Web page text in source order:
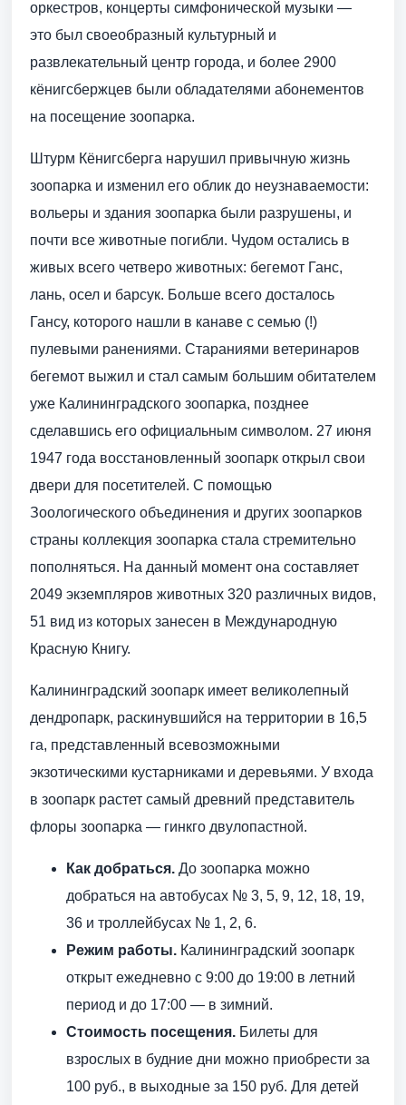
оркестров, концерты симфонической музыки —
это был своеобразный культурный и
развлекательный центр города, и более 2900
кёнигсбержцев были обладателями абонементов
на посещение зоопарка.
Штурм Кёнигсберга нарушил привычную жизнь
зоопарка и изменил его облик до неузнаваемости:
вольеры и здания зоопарка были разрушены, и
почти все животные погибли. Чудом остались в
живых всего четверо животных: бегемот Ганс,
лань, осел и барсук. Больше всего досталось
Гансу, которого нашли в канаве с семью (!)
пулевыми ранениями. Стараниями ветеринаров
бегемот выжил и стал самым большим обитателем
уже Калининградского зоопарка, позднее
сделавшись его официальным символом. 27 июня
1947 года восстановленный зоопарк открыл свои
двери для посетителей. С помощью
Зоологического объединения и других зоопарков
страны коллекция зоопарка стала стремительно
пополняться. На данный момент она составляет
2049 экземпляров животных 320 различных видов,
51 вид из которых занесен в Международную
Красную Книгу.
Калининградский зоопарк имеет великолепный
дендропарк, раскинувшийся на территории в 16,5
га, представленный всевозможными
экзотическими кустарниками и деревьями. У входа
в зоопарк растет самый древний представитель
флоры зоопарка — гинкго двулопастной.
Как добраться. До зоопарка можно
добраться на автобусах № 3, 5, 9, 12, 18, 19,
36 и троллейбусах № 1, 2, 6.
Режим работы. Калининградский зоопарк
открыт ежедневно с 9:00 до 19:00 в летний
период и до 17:00 — в зимний.
Стоимость посещения. Билеты для
взрослых в будние дни можно приобрести за
100 руб., в выходные за 150 руб. Для детей